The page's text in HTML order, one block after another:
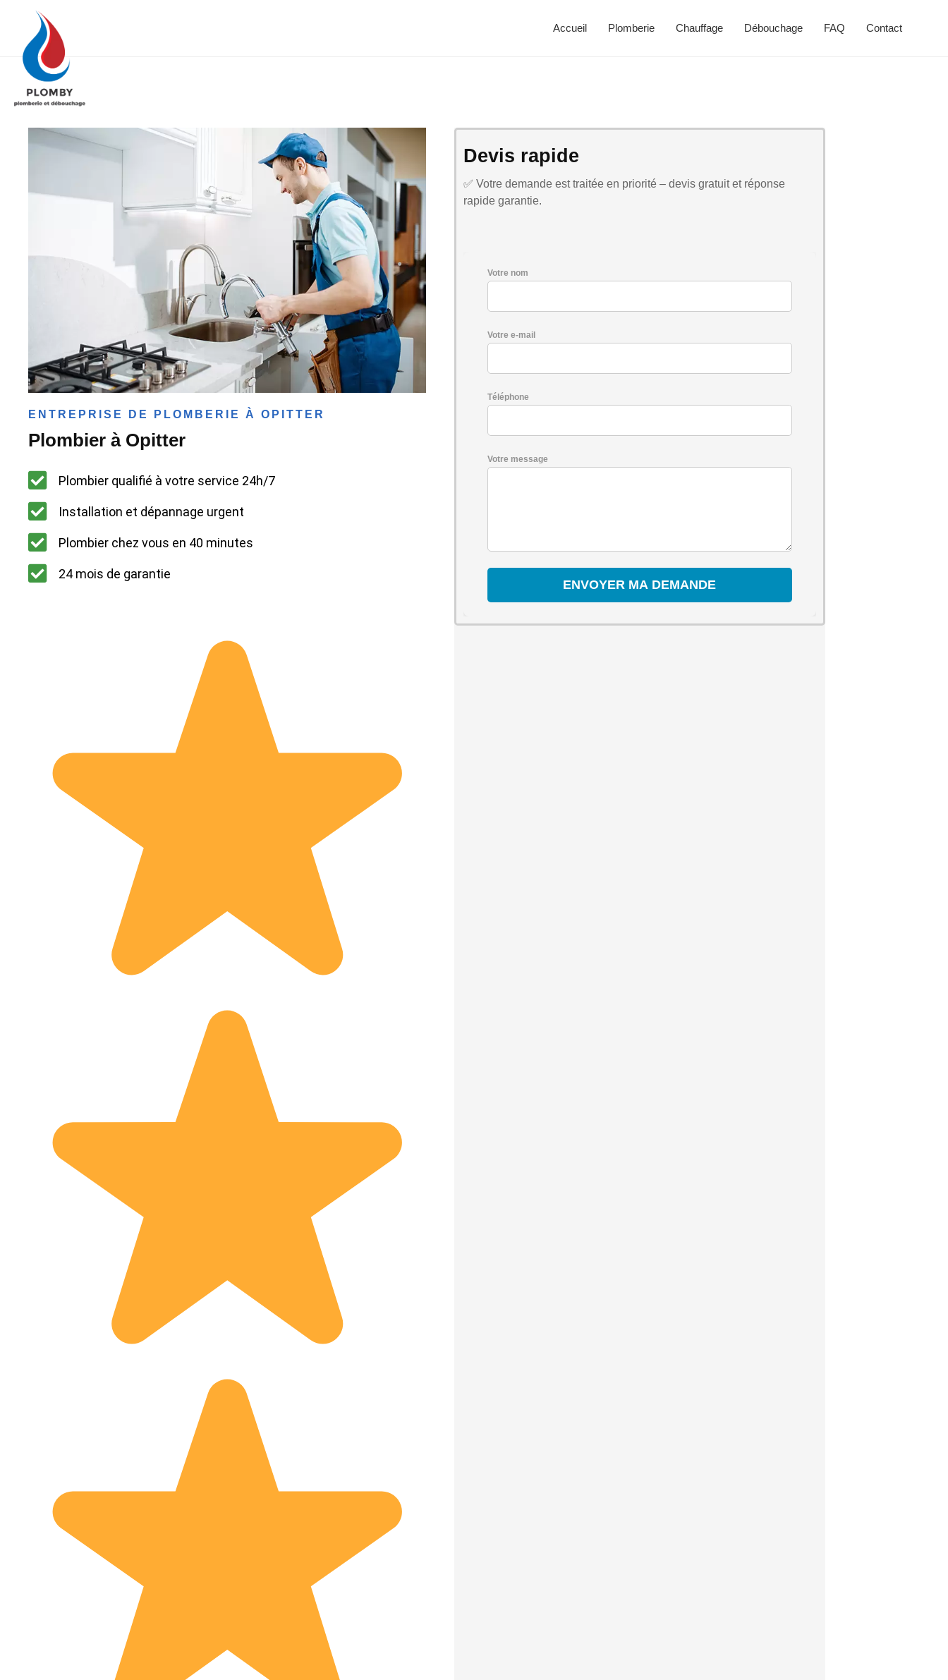
Accueil Plomberie Chauffage Débouchage FAQ Contact
ENTREPRISE DE PLOMBERIE À OPITTER
Plombier à Opitter
Plombier qualifié à votre service 24h/7
Installation et dépannage urgent
Plombier chez vous en 40 minutes
24 mois de garantie
Devis rapide
✅ Votre demande est traitée en priorité – devis gratuit et réponse
rapide garantie.
Votre nom
Votre e-mail
Téléphone
Votre message